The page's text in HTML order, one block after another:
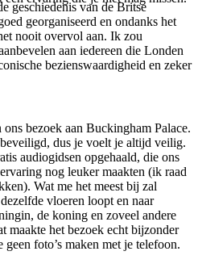
geschiedenis van de Britse
georganiseerd en ondanks het
nooit overvol aan. Ik zou
aan iedereen die Londen
bezienswaardigheid en zeker
bezoek aan Buckingham Palace.
dus je voelt je altijd veilig.
audiogidsen opgehaald, die ons
nog leuker maakten (ik raad
Wat me het meest bij zal
vloeren loopt en naar
de koning en zoveel andere
maakte het bezoek echt bijzonder
foto’s maken met je telefoon.